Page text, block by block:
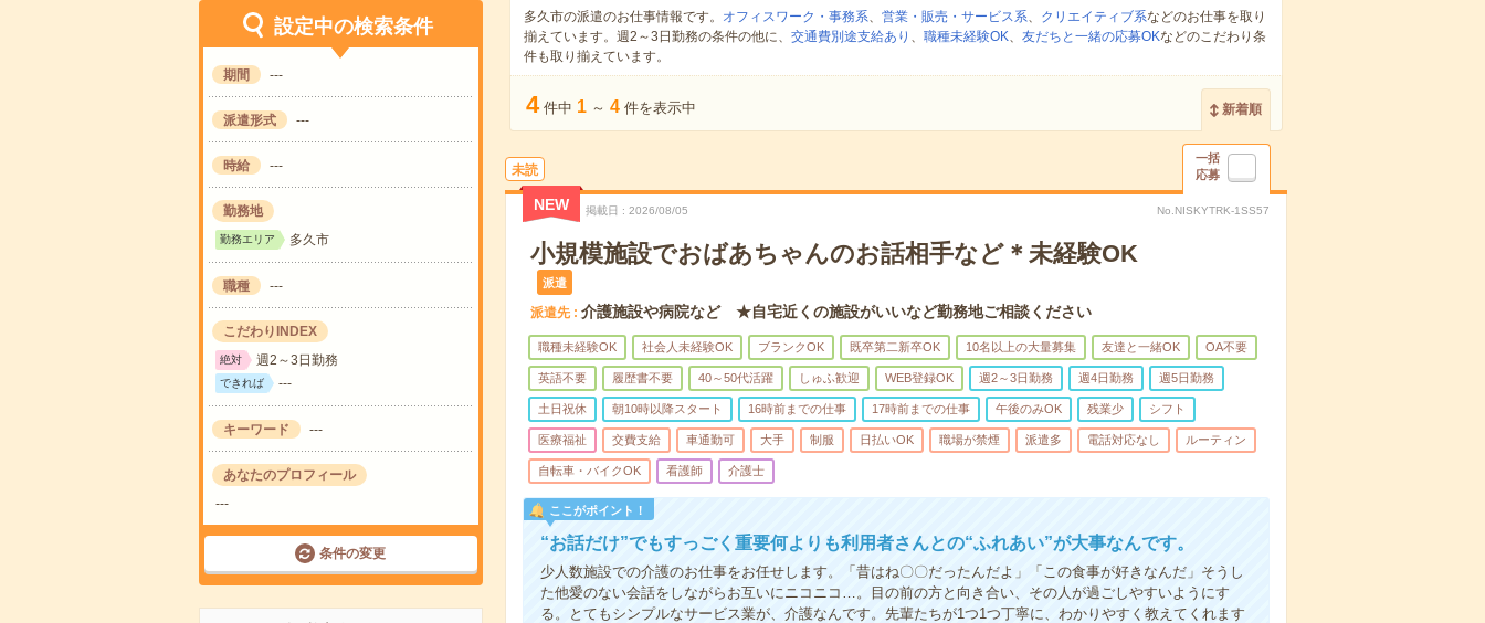
設定中の検索条件
期間 ---
派遣形式 ---
時給 ---
勤務地
勤務エリア 多久市
職種 ---
こだわりINDEX
絶対 週2～3日勤務
できれば ---
キーワード ---
あなたのプロフィール
---
条件の変更
多久市の派遣のお仕事情報です。 オフィスワーク・事務系、 営業・販売・サービス系、 クリエイティブ系などのお仕事を取り
揃えています。週2～3日勤務の条件の他に、 交通費別途支給あり 、 職種未経験OK、 友だちと一緒の応募OKなどのこだわり条
件も取り揃えています。
4 件中 1 ～ 4 件を表示中 新着順
未読
一括
応募
NEW 掲載日 2026/08/05 No.NISKYTRK-1SS57
小規模施設でおばあちゃんのお話相手など＊未経験OK
派遣
派遣先 介護施設や病院など ★自宅近くの施設がいいなど勤務地ご相談ください
職種未経験OK 社会人未経験OK ブランクOK 既卒第二新卒OK 10名以上の大量募集 友達と一緒OK OA不要
英語不要 履歴書不要 40～50代活躍 しゅふ歓迎 WEB登録OK 週2～3日勤務 週4日勤務 週5日勤務
土日祝休 朝10時以降スタート 16時前までの仕事 17時前までの仕事 午後のみOK 残業少 シフト
医療福祉 交費支給 車通勤可 大手 制服 日払いOK 職場が禁煙 派遣多 電話対応なし ルーティン
自転車・バイクOK 看護師 介護士
ここがポイント！
“お話だけ”でもすっごく重要何よりも利用者さんとの“ふれあい”が大事なんです。
少人数施設での介護のお仕事をお任せします。「昔はね〇〇だったんだよ」「この食事が好きなんだ」そうし
た他愛のない会話をしながらお互いにニコニコ…。目の前の方と向き合い、その人が過ごしやすいようにす
る。とてもシンプルなサービス業が、介護なんです。先輩たちが1つ1つ丁寧に、わかりやすく教えてくれます